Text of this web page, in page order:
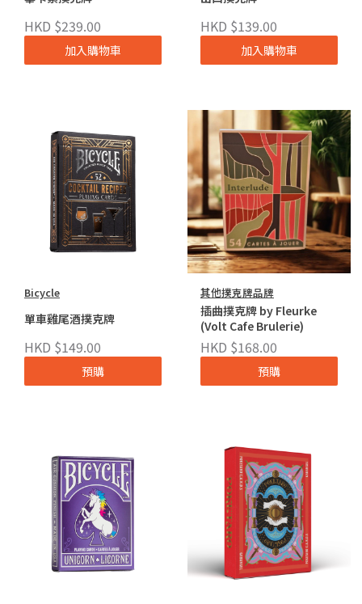
HKD $239.00
加入購物車
HKD $139.00
加入購物車
Bicycle
單車雞尾酒撲克牌
HKD $149.00
預購
其他撲克牌品牌
插曲撲克牌 by Fleurke
(Volt Cafe Brulerie)
HKD $168.00
預購